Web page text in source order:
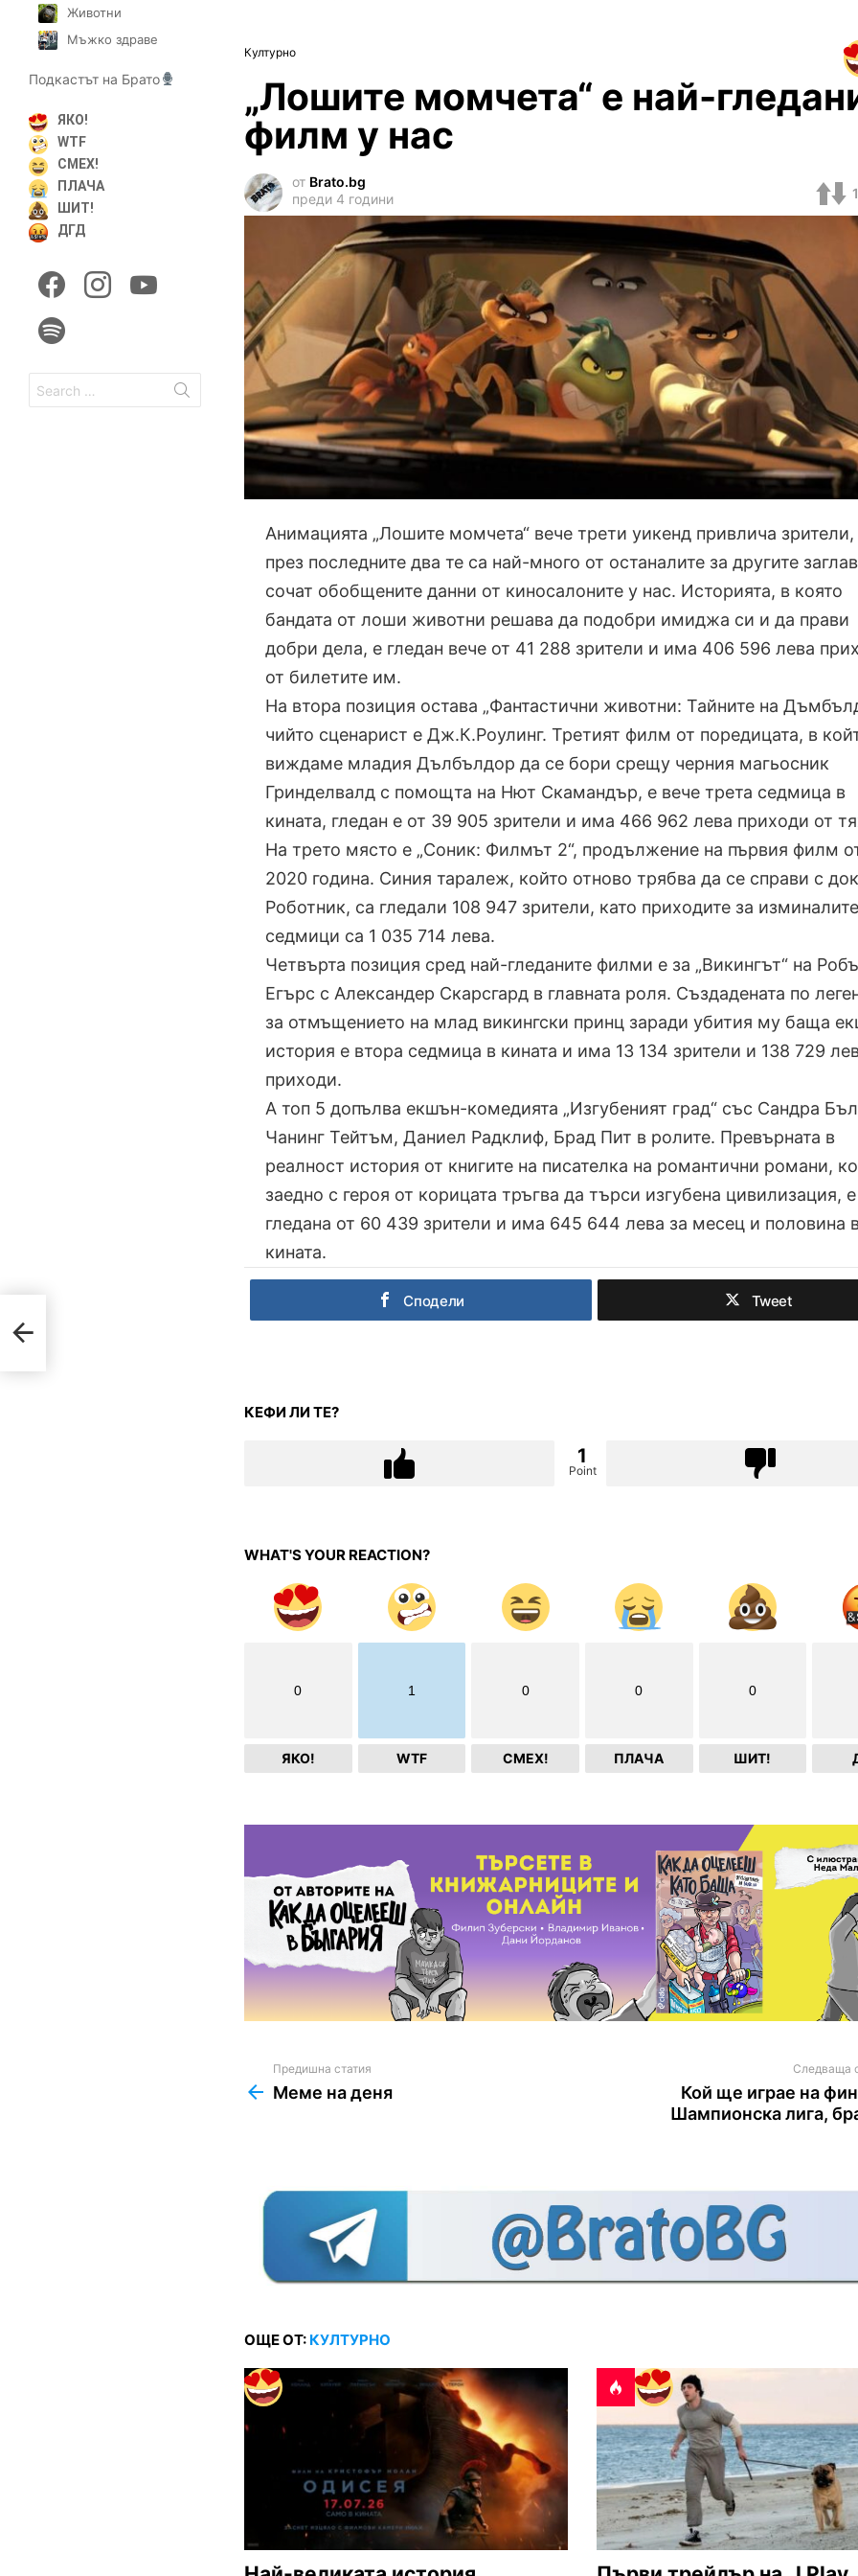
Културно
„Лошите момчета“ е най-
филм у нас
от Brato.bg
преди 4 години
1
Анимацията „Лошите момчета“ вече трети уикенд привлича зрители,
през последните два те са най-много от останалите за другите
сочат обобщените данни от киносалоните у нас. Историята, в която
бандата от лоши животни решава да подобри имиджа си и да прави
добри дела, е гледан вече от 41 288 зрители и има 406 596 лева
от билетите им.
На втора позиция остава „Фантастични животни: Тайните на
чийто сценарист е Дж.К.Роулинг. Третият филм от поредицата, в
виждаме младия Дълбълдор да се бори срещу черния магьосник
Гринделвалд с помощта на Нют Скамандър, е вече трета седмица в
кината, гледан е от 39 905 зрители и има 466 962 лева приходи от
На трето място е „Соник: Филмът 2“, продължение на първия филм
2020 година. Синия таралеж, който отново трябва да се справи с
Роботник, са гледали 108 947 зрители, като приходите за
седмици са 1 035 714 лева.
Четвърта позиция сред най-гледаните филми е за „Викингът“ на
Егърс с Александер Скарсгард в главната роля. Създадената по
за отмъщението на млад викингски принц заради убития му баща
история е втора седмица в кината и има 13 134 зрители и 138 729
приходи.
А топ 5 допълва екшън-комедията „Изгубеният град“ със Сандра
Чанинг Тейтъм, Даниел Радклиф, Брад Пит в ролите. Превърната в
реалност история от книгите на писателка на романтични романи,
заедно с героя от корицата тръгва да търси изгубена цивилизация, е
гледана от 60 439 зрители и има 645 644 лева за месец и половина
кината.
Сподели Tweet
КЕФИ ЛИ ТЕ?
1
Point
WHAT'S YOUR REACTION?
0
ЯКО!
1
WTF
0
СМЕХ!
0
ПЛАЧА
0
ШИТ!
more
Предишна статия
Меме на деня
Следваща
Кой ще играе на
Шампионска лига,
ОЩЕ ОТ: КУЛТУРНО
Животни
Мъжко здраве
Подкастът на Брато
ЯКО!
WTF
СМЕХ!
ПЛАЧА
ШИТ!
ДГД
for: